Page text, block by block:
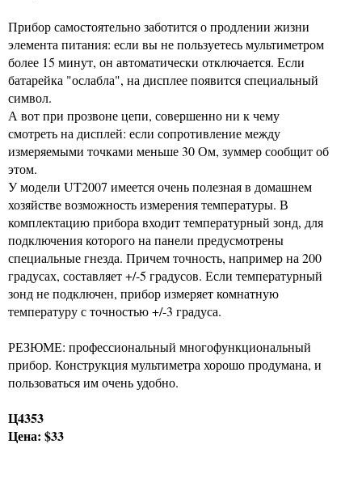
Прибор самостоятельно заботится о продлении жизни
элемента питания: если вы не пользуетесь мультиметром
более 15 минут, он автоматически отключается. Если
батарейка "ослабла", на дисплее появится специальный
символ.
А вот при прозвоне цепи, совершенно ни к чему
смотреть на дисплей: если сопротивление между
измеряемыми точками меньше 30 Ом, зуммер сообщит об
этом.
У модели UT2007 имеется очень полезная в домашнем
хозяйстве возможность измерения температуры. В
комплектацию прибора входит температурный зонд, для
подключения которого на панели предусмотрены
специальные гнезда. Причем точность, например на 200
градусах, составляет +/-5 градусов. Если температурный
зонд не подключен, прибор измеряет комнатную
температуру с точностью +/-3 градуса.
РЕЗЮМЕ: профессиональный многофункциональный
прибор. Конструкция мультиметра хорошо продумана, и
пользоваться им очень удобно.
Ц4353
Цена: $33